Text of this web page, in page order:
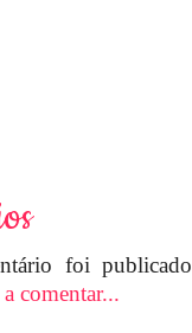
foi
comentar...